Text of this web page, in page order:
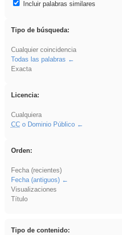
Incluir palabras similares
Tipo de búsqueda:
Cualquier coincidencia
Todas las palabras
Exacta
Licencia:
Cualquiera
CCo Dominio Público
Orden:
Fecha (recientes)
Fecha (antiguos)
Visualizaciones
Título
Tipo de contenido: